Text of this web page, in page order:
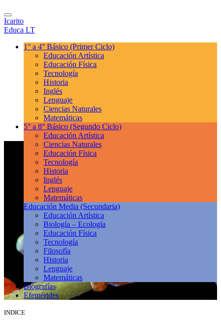
Icarito
Educa LT
1° a 4° Básico (Primer Ciclo)
Educación Artística
Educación Física
Tecnología
Historia
Inglés
Lenguaje
Ciencias Naturales
Matemáticas
5° a 8° Básico (Segundo Ciclo)
Educación Artística
Ciencias Naturales
Educación Física
Tecnología
Historia
Inglés
Lenguaje
Matemáticas
Educación Media (Secundaria)
Educación Artística
Biología – Ecología
Educación Física
Tecnología
Filosofía
Historia
Lenguaje
Matemáticas
Biografías
Efemérides
INDICE